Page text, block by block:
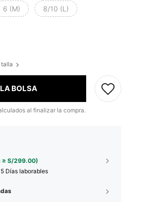
6 (M) 8/10 (L)
BOLSA
al finalizar la compra.
≥ S/299.00)
Días laborables